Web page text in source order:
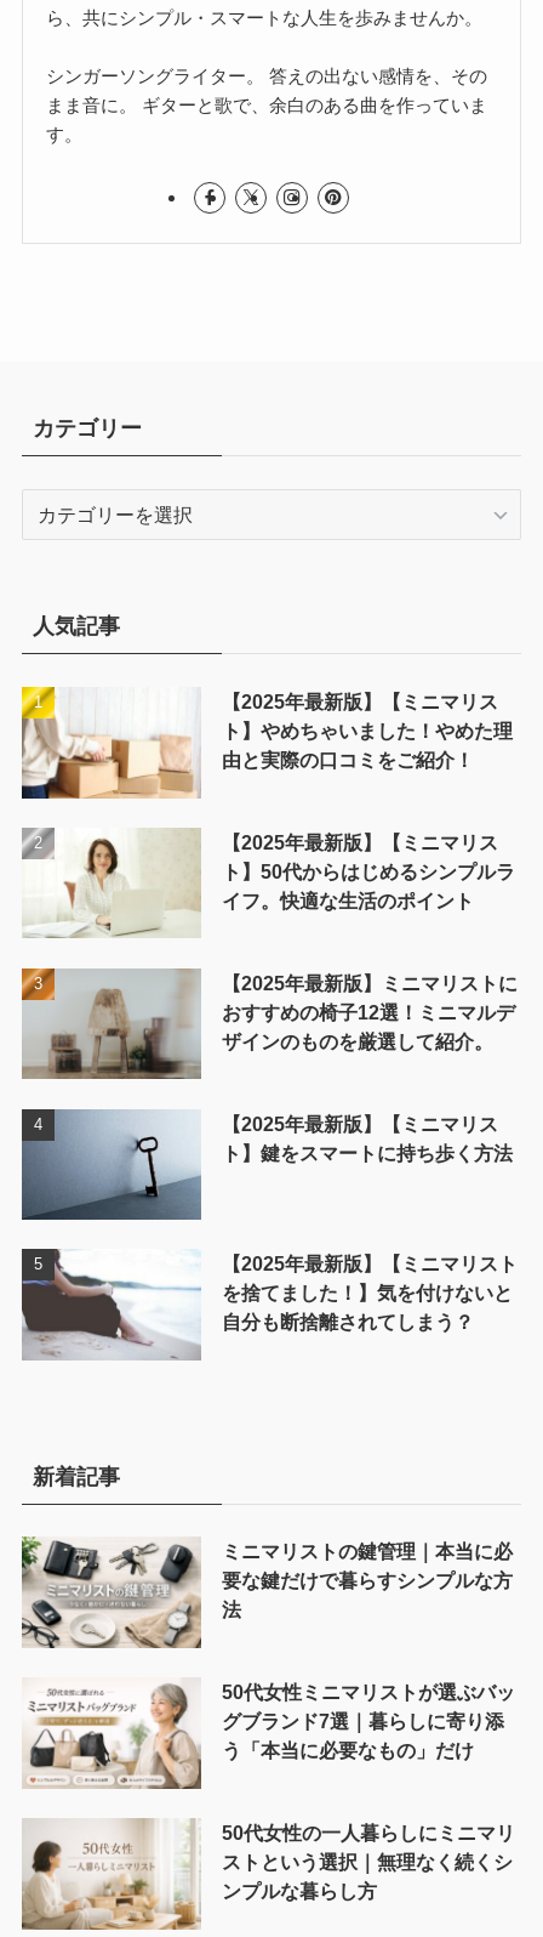
ら、共にシンプル・スマートな人生を歩みませんか。
シンガーソングライター。 答えの出ない感情を、その
まま音に。 ギターと歌で、余白のある曲を作っていま
す。
カテゴリー
ー人気記事
【2025年最新版】【ミニマリス
ト】やめちゃいました！やめた理
由と実際の口コミをご紹介！
【2025年最新版】【ミニマリス
ト】50代からはじめるシンプルラ
イフ。快適な生活のポイント
【2025年最新版】ミニマリストに
おすすめの椅子12選！ミニマルデ
ザインのものを厳選して紹介。
【2025年最新版】【ミニマリス
ト】鍵をスマートに持ち歩く方法
【2025年最新版】【ミニマリスト
を捨てました！】気を付けないと
自分も断捨離されてしまう？
新着記事
ミニマリストの鍵管理｜本当に必
要な鍵だけで暮らすシンプルな方
法
50代女性ミニマリストが選ぶバッ
グブランド7選｜暮らしに寄り添
う「本当に必要なもの」だけ
50代女性の一人暮らしにミニマリ
ストという選択｜無理なく続くシ
ンプルな暮らし方